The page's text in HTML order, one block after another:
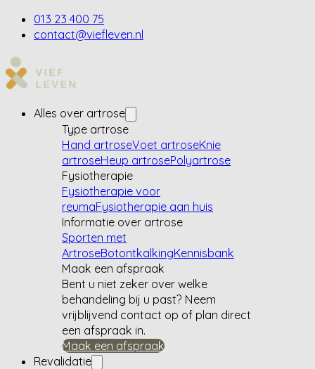
013 23 400 75
contact@viefleven.nl
Alles over artrose
Type artrose
Hand artroseVoet artroseKnie
artroseHeup artrosePolyartrose
Fysiotherapie
Fysiotherapie voor
reumaFysiotherapie aan huis
Informatie over artrose
Sporten met
ArtroseBotontkalkingKennisbank
Maak een afspraak
Bent u niet zeker over welke
behandeling bij u past? Neem
vrijblijvend contact op of plan direct
een afspraak in.
Maak een afspraak
Revalidatie